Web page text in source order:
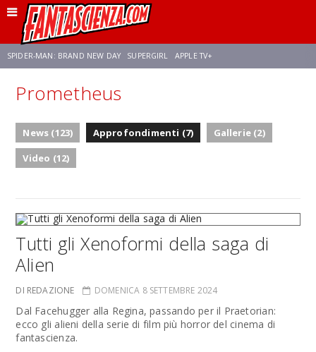
SPIDER-MAN: BRAND NEW DAY SUPERGIRL APPLE TV+
FRANCO RICCIARDIELLO ZENDAYA
NETFLIX SADIE SINK
Prometheus
News (123) Approfondimenti (7)
Gallerie (2)
Video (12)
Tutti gli Xenoformi della saga di
Alien
DI REDAZIONE DOMENICA 8 SETTEMBRE 2024
Dal Facehugger alla Regina, passando per il Praetorian:
ecco gli alieni della serie di film più horror del cinema di
fantascienza.